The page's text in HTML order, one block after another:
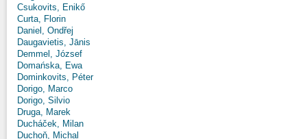
Csukovits, Enikő
Curta, Florin
Daniel, Ondřej
Daugavietis, Jānis
Demmel, József
Domańska, Ewa
Dominkovits, Péter
Dorigo, Marco
Dorigo, Silvio
Druga, Marek
Ducháček, Milan
Duchoň, Michal